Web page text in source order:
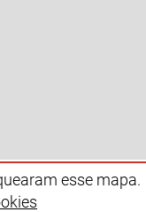
esse mapa.